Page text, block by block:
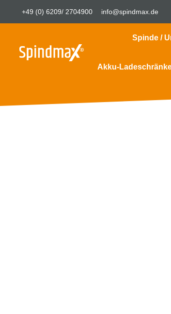
+49 (0) 6209/ 2704900 info@spindmax.de
Spinde /
Akku-